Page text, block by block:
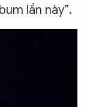
lần này”.